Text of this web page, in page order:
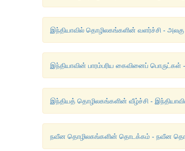
இந்தியாவில் தொழிலகங்களின் வளர்ச்சி - அலகு
இந்தியாவின் பாரம்பரிய கைவினைப் பொருட்கள்
இந்தியத் தொழிலகங்களின் வீழ்ச்சி -
நவீன தொழிலகங்களின் தொடக்கம் - நவீன